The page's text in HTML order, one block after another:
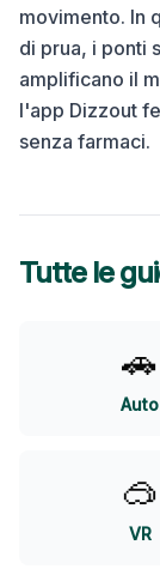
movimento. In
di prua, i ponti
amplificano il
l'app Dizzout
senza farmaci.
Tutte le
🚗
Auto
🥽
VR